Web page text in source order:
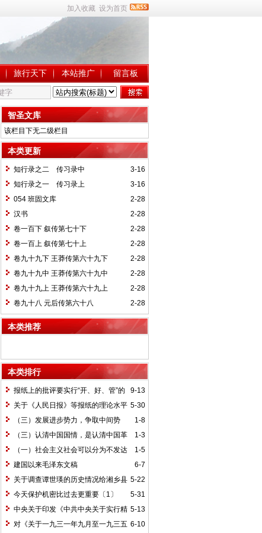
加入收藏 设为首页
旅行天下 本站推广 留言板
智圣文库
该栏目下无二级栏目
本类更新
3-16
知行录之二 传习录中
3-16
知行录之一 传习录上
2-28
054 班固文库
2-28
汉书
2-28
卷一百下 叙传第七十下
2-28
卷一百上 叙传第七十上
2-28
卷九十九下 王莽传第六十九下
2-28
卷九十九中 王莽传第六十九中
2-28
卷九十九上 王莽传第六十九上
2-28
卷九十八 元后传第六十八
本类推荐
本类排行
9-13
报纸上的批评要实行“开、好、管”的
方针*
5-30
关于《人民日报》等报纸的理论水平
的批语〔1〕
1-8
（三）发展进步势力，争取中间势
力，孤立顽固势力
1-3
（三）认清中国国情，是认清中国革
命一切问题的基本依据
1-5
（一）社会主义社会可以分为不发达
和比较发达两个阶段
6-7
建国以来毛泽东文稿
5-22
关于调查谭世瑛的历史情况给湘乡县
委的信和给谭世瑛的复信
5-31
今天保护机密比过去更重要〔1〕
5-13
中央关于印发《中共中央关于实行精
兵简政、增产节约、反对贪污、反对浪费
6-10
对《关于一九三一年九月至一九三五